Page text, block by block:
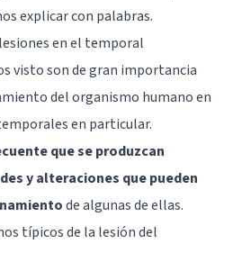
explicar con palabras.
en el temporal
visto son de gran importancia
del organismo humano en
en particular.
que se produzcan
y alteraciones que pueden
de algunas de ellas.
típicos de la lesión del